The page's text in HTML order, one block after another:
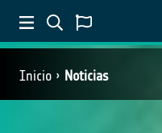
Inicio Noticias